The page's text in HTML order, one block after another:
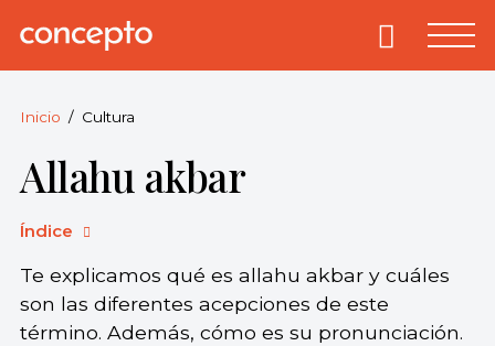
Concepto.
derechos
reservados.
Primary
Inicio Cultura
Allahu akbar
Índice
Te explicamos qué es allahu akbar y cuáles
son las diferentes acepciones de este
término. Además, cómo es su pronunciación.